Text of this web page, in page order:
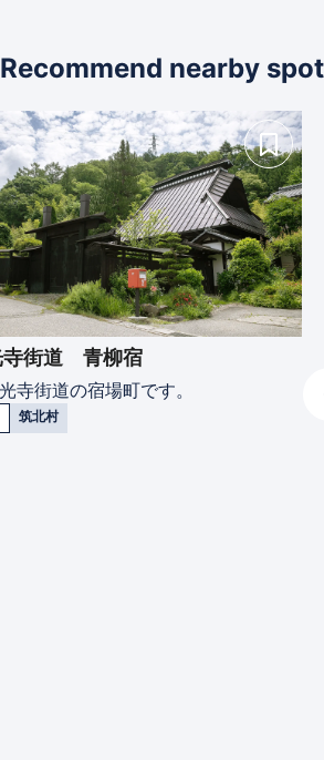
Recommend nearby
寺街道 青柳宿
寺街道の宿場町です。
筑北村